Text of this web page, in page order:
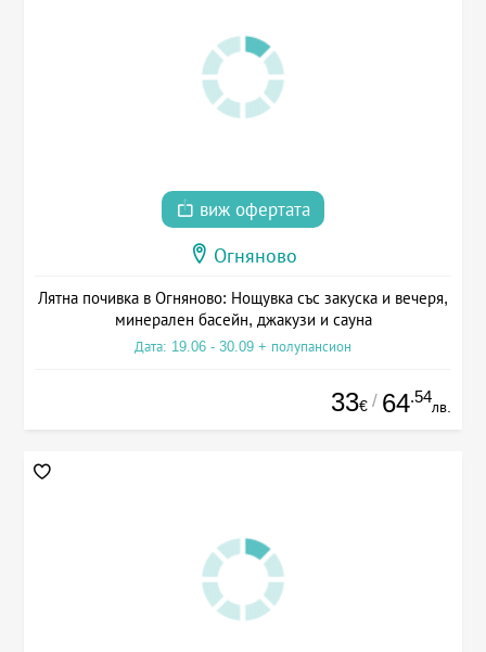
виж офертата
Огняново
Лятна почивка в Огняново: Нощувка със закуска и вечеря,
минерален басейн, джакузи и сауна
Дата: 19.06 - 30.09 + полупансион
33€ / 64.54
лв.